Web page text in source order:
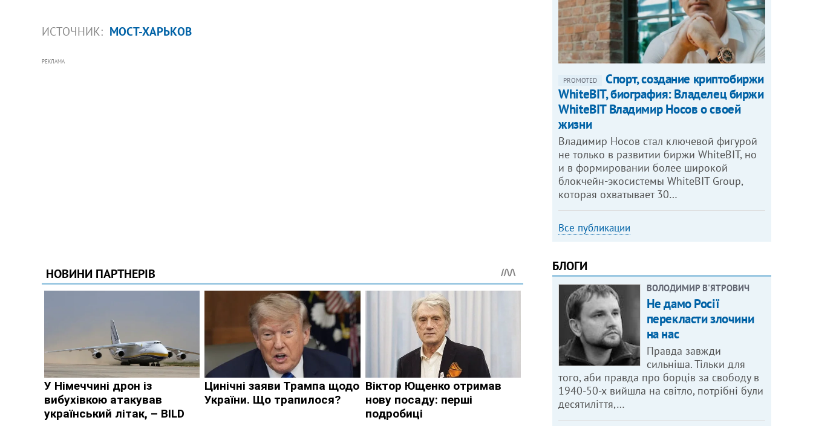
ИСТОЧНИК: МОСТ-ХАРЬКОВ
РЕКЛАМА
PROMOTED
Спорт, создание криптобиржи
WhiteBIT, биография: Владелец биржи
WhiteBIT Владимир Носов о своей
жизни
Владимир Носов стал ключевой фигурой
не только в развитии биржи WhiteBIT, но
и в формировании более широкой
блокчейн-экосистемы WhiteBIT Group,
которая охватывает 30…
Все публикации
БЛОГИ
ВОЛОДИМИР В'ЯТРОВИЧ
Не дамо Росії
перекласти злочини
на нас
Правда завжди
сильніша. Тільки для
того, аби правда про борців за свободу в
1940-50-х вийшла на світло, потрібні були
десятиліття,…